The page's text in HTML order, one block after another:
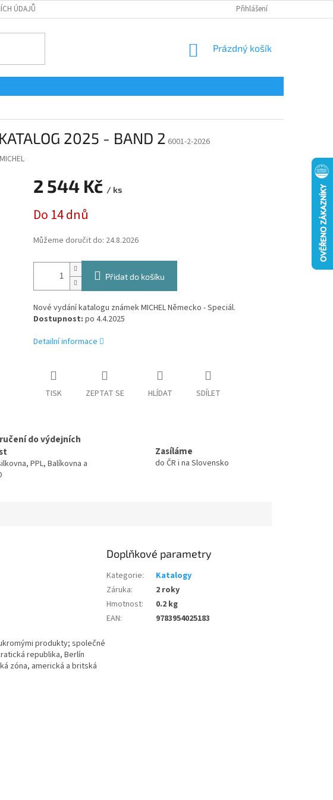
ÚDAJŮ Přihlášení
NÁKUPNÍ
Prázdný košík
2025 - BAND 2 6001-2-2026
MICHEL
2 544 Kč / ks
cena:
Do 14 dnů
Můžeme doručit do: 24.8.2026
Přidat do košíku
Nové vydání katalogu známek MICHEL Německo - Speciál.
Dostupnost: po 4.4.2025
Detailní informace
TISK ZEPTAT SE HLÍDAT SDÍLET
do výdejních
PPL, Balíkovna a
Zasíláme
do ČR i na Slovensko
produkty; společné
republika, Berlín
zóna, americká a britská
Doplňkové parametry
Kategorie:
Katalogy
Záruka:
2 roky
Hmotnost:
0.2 kg
EAN: 9783954025183